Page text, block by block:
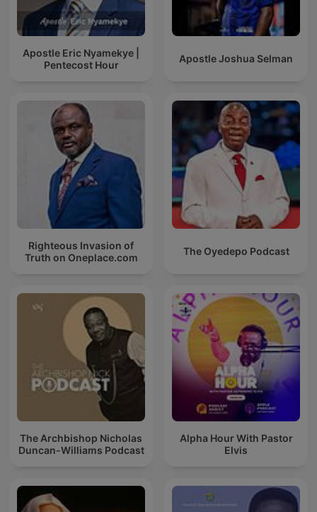
Apostle Eric Nyamekye |
Pentecost Hour
Apostle Joshua Selman
Righteous Invasion of
Truth on Oneplace.com
The Oyedepo Podcast
The Archbishop Nicholas
Duncan-Williams Podcast
Alpha Hour With Pastor
Elvis